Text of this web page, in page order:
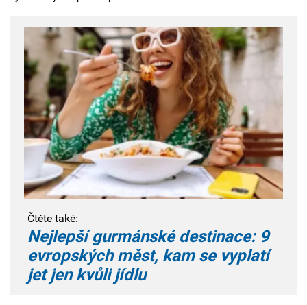
Čtěte také:
Nejlepší gurmánské destinace: 9
evropských měst, kam se vyplatí
jet jen kvůli jídlu